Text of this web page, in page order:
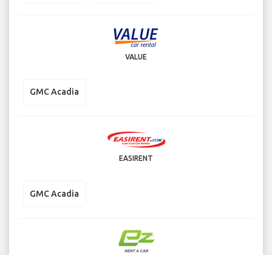
VALUE
GMC Acadia
EASIRENT
GMC Acadia